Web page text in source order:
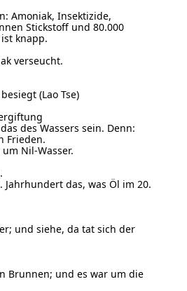
Amoniak, Insektizide,
Stickstoff und 80.000
knapp.
verseucht.
(Lao Tse)
des Wassers sein. Denn:
Frieden.
Nil-Wasser.
das, was Öl im 20.
und siehe, da tat sich der
Brunnen; und es war um die